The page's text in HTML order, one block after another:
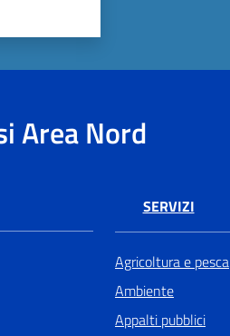
Area Nord
SERVIZI
Agricoltura e pesca
Ambiente
Appalti pubblici